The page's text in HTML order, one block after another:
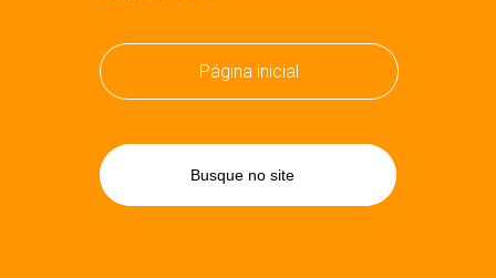
Página inicial